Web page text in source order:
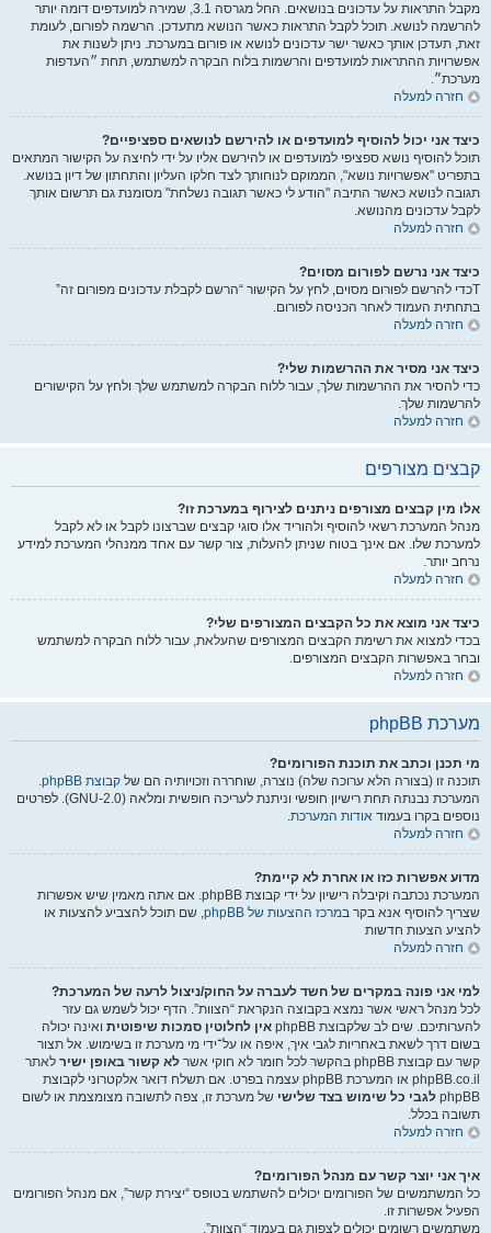
מקבל התראות על עדכונים בנושאים. החל מגרסה 3.1, שמירה למועדפים דומה יותר
להרשמה לנושא. תוכל לקבל התראות כאשר הנושא מתעדכן. הרשמה לפורום, לעומת
זאת, תעדכן אותך כאשר ישר עדכונים לנושא או פורום במערכת. ניתן לשנות את
אפשרויות ההתראות למועדפים והרשמות בלוח הבקרה למשתמש, תחת ״העדפות
מערכת״.
חזרה למעלה
כיצד אני יכול להוסיף למועדפים או להירשם לנושאים ספציפיים?
תוכל להוסיף נושא ספציפי למועדפים או להירשם אליו על ידי לחיצה על הקישור המתאים
בתפריט "אפשרויות נושא", הממוקם לנוחותך לצד חלקו העליון והתחתון של דיון בנושא.
תגובה לנושא כאשר התיבה "הודע לי כאשר תגובה נשלחת" מסומנת גם תרשום אותך
לקבל עדכונים מהנושא.
חזרה למעלה
כיצד אני נרשם לפורום מסוים?
Tכדי להרשם לפורום מסוים, לחץ על הקישור “הרשם לקבלת עדכונים מפורום זה”
בתחתית העמוד לאחר הכניסה לפורום.
חזרה למעלה
כיצד אני מסיר את ההרשמות שלי?
כדי להסיר את ההרשמות שלך, עבור ללוח הבקרה למשתמש שלך ולחץ על הקישורים
להרשמות שלך.
חזרה למעלה
קבצים מצורפים
אלו מין קבצים מצורפים ניתנים לצירוף במערכת זו?
מנהל המערכת רשאי להוסיף ולהוריד אלו סוגי קבצים שברצונו לקבל או לא לקבל
למערכת שלו. אם אינך בטוח שניתן להעלות, צור קשר עם אחד ממנהלי המערכת למידע
נרחב יותר.
חזרה למעלה
כיצד אני מוצא את כל הקבצים המצורפים שלי?
בכדי למצוא את רשימת הקבצים המצורפים שהעלאת, עבור ללוח הבקרה למשתמש
ובחר באפשרות הקבצים המצורפים.
חזרה למעלה
מערכת phpBB
מי תכנן וכתב את תוכנת הפורומים?
תוכנה זו (בצורה הלא ערוכה שלה) נוצרה, שוחררה וזכויותיה הם של קבוצת phpBB
.
המערכת נבנתה תחת רישיון חופשי וניתנת לעריכה חופשית ומלאה (GNU-2.0). לפרטים
נוספים בקרו בעמוד אודות המערכת.
חזרה למעלה
מדוע אפשרות כזו או אחרת לא קיימת?
המערכת נכתבה וקיבלה רישיון על ידי קבוצת phpBB. אם אתה מאמין שיש אפשרות
שצריך להוסיף אנא בקר במרכז ההצעות של phpBB
, שם תוכל להצביע להצעות או
להציע הצעות חדשות
חזרה למעלה
למי אני פונה במקרים של חשד לעברה על החוק/ניצול לרעה של המערכת?
לכל מנהל ראשי אשר נמצא בקבוצה הנקראת “הצוות”. הדף יכול לשמש גם עזר
להערותיכם. שים לב שלקבוצת phpBB
אין לחלוטין סמכות שיפוטית ואינה יכולה
בשום דרך לשאת באחריות לגבי איך, איפה או על־ידי מי מערכת זו בשימוש. אל תצור
קשר עם קבוצת phpBB בהקשר לכל חומר לא חוקי אשר
לא קשור באופן ישיר לאתר
phpBB.co.il או המערכת phpBB עצמה בפרט. אם תשלח דואר אלקטרוני לקבוצת
phpBB לגבי כל שימוש בצד שלישי של מערכת זו, צפה לתשובה מצומצמת או לשום
תשובה בכלל.
חזרה למעלה
איך אני יוצר קשר עם מנהל הפורומים?
כל המשתמשים של הפורומים יכולים להשתמש בטופס “יצירת קשר”, אם מנהל הפורומים
הפעיל אפשרות זו.
משתמשים רשומים יכולים לצפות גם בעמוד “הצוות”.